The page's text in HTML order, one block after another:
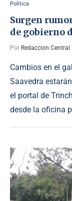
Política
Surgen
de gobierno
Por Redaccion Central
Cambios en el
Saavedra
el portal de
desde la oficina